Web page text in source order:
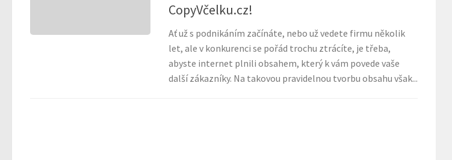
CopyVčelku.cz!
Ať už s podnikáním začínáte, nebo už vedete firmu několik
let, ale v konkurenci se pořád trochu ztrácíte, je třeba,
abyste internet plnili obsahem, který k vám povede vaše
další zákazníky. Na takovou pravidelnou tvorbu obsahu však...